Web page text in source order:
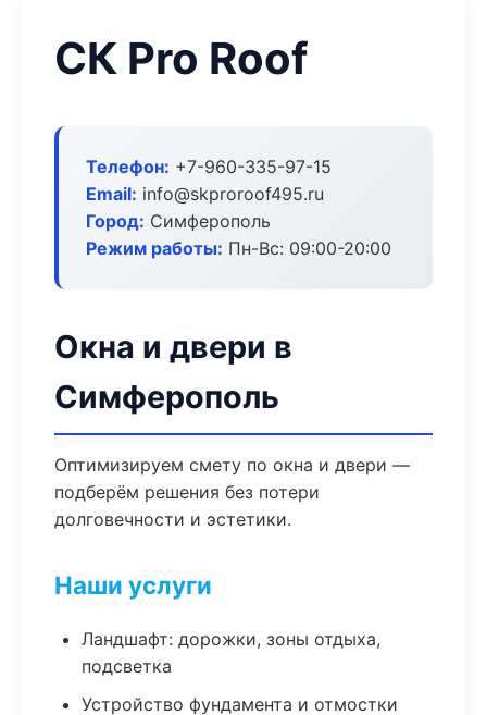
СК Pro Roof
Телефон: +7-960-335-97-15
Email: info@skproroof495.ru
Город: Симферополь
Режим работы: Пн-Вс: 09:00-20:00
Окна и двери в
Симферополь
Оптимизируем смету по окна и двери —
подберём решения без потери
долговечности и эстетики.
Наши услуги
Ландшафт: дорожки, зоны отдыха,
подсветка
Устройство фундамента и отмостки